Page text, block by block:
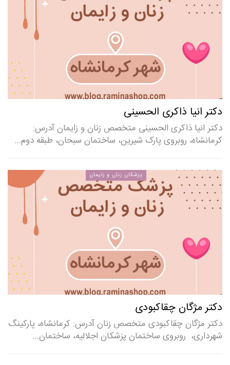
دکتر انیا ذاکری الحسینی
دکتر انیا ذاکری الحسینی متخصص زنان و زایمان آدرس:
کرمانشاه، روبروی پارک شیرین، ساختمان سبحان، طبقه دوم…
پزشکان زنان و زایمان
دکتر مژگان چقاکبودی
دکتر مژگان چقاکبودی متخصص زنان آدرس: کرمانشاه، پارکینگ
شهرداری، روبروی ساختمان پزشکان اجلالیه، ساختمان…